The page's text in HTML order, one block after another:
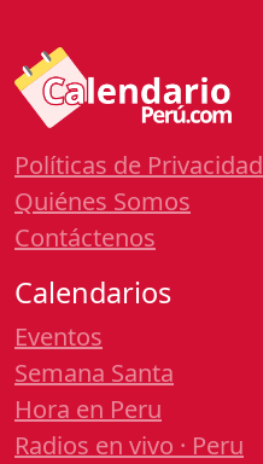
Políticas de Privacidad
Quiénes Somos
Contáctenos
Calendarios
Eventos
Semana Santa
Hora en Peru
Radios en vivo · Peru